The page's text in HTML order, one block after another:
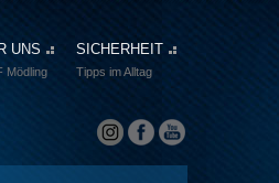
UNS
Mödling
SICHERHEIT
Tipps im Alltag